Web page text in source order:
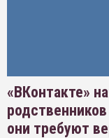
«ВКонтакте»
они требуют